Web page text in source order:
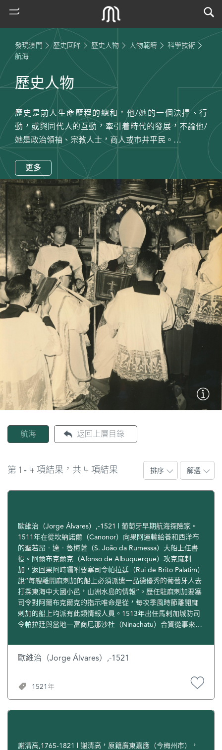
門
搜
索
古
地
圖
媽
閣
寺
廟
街
市
發現澳門 歷史回眸 歷史人物 人物範疇
科學技術
航海
歷史人物
歷史是前人生命歷程的總和，他/她的一個決擇、行
動，或與同代人的互動，牽引着時代的發展，不論他/
她是政治領袖、宗教人士，商人或巿井平民。
在此回顧他們的故事，順着他們的足跡，感受時代的脈
動。更多
航海 返回上層目錄
第 1 - 4 項結果，共 4 項結果 排序 篩選
歐維治（Jorge Álvares）,-1521 | 葡萄牙早期航海探險家。
1511年在從坎納諾爾（Canonor）向果阿運輸給養和西洋布
的聖若昂‧達‧魯梅薩（S. João da Rumessa）大船上任書
役。阿爾布克爾克（Afonso de Albuquerque）攻克麻剌
加，返回果阿時囑咐要塞司令帕拉廷（Rui de Brito Palatim）
說“每艘離開麻剌加的船上必須派遣一品德優秀的葡萄牙人去
打探東海中大國小邑，山洲水島的情報”。歷任駐麻剌加要塞
司令對阿爾布克爾克的指示唯命是從，每次季風時節離開麻
剌加的船上均派有此類情報人員。1513年出任馬剌加城防司
令帕拉廷與當地一富商尼那沙杜（Ninachatu）合資從事來華
務。阿豐索‧德‧阿爾布克爾克佔領麻剌加後便有此命。由
此可見，1513年歐維士首行中國前，葡人已由麻剌加始發東
葡萄牙人。1513年，他在Tamão曾豎立一個近似華表形狀
的“發現碑”。1517年及1519年又兩次航行中國。1520年做最
後一次中國之行。因西蒙‧安德拉德（Simão de Andrade）
的種種暴行，中葡關係惡化，遂發生西草灣之役。澳門南灣
歐維治（Jorge Álvares）,-1521
1521年
謝清高,1765-1821 | 謝清高，原籍廣東嘉應（今梅州市），